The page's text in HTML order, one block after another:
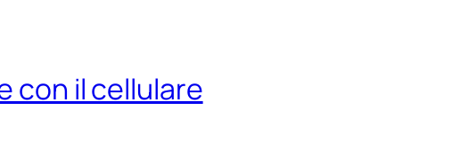
con il cellulare